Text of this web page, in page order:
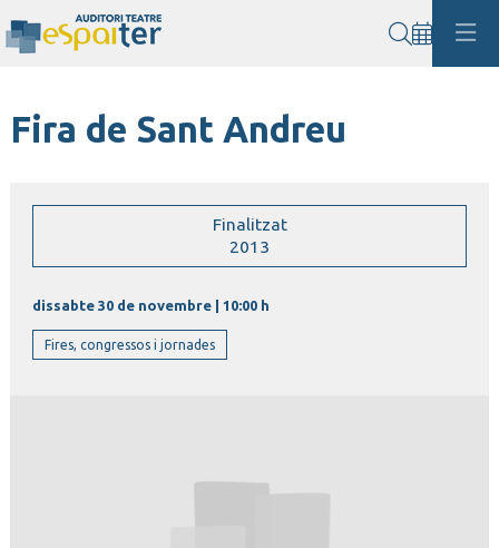
Fira de Sant Andreu
Finalitzat
2013
dissabte 30 de novembre 10:00 h
Fires, congressos i jornades